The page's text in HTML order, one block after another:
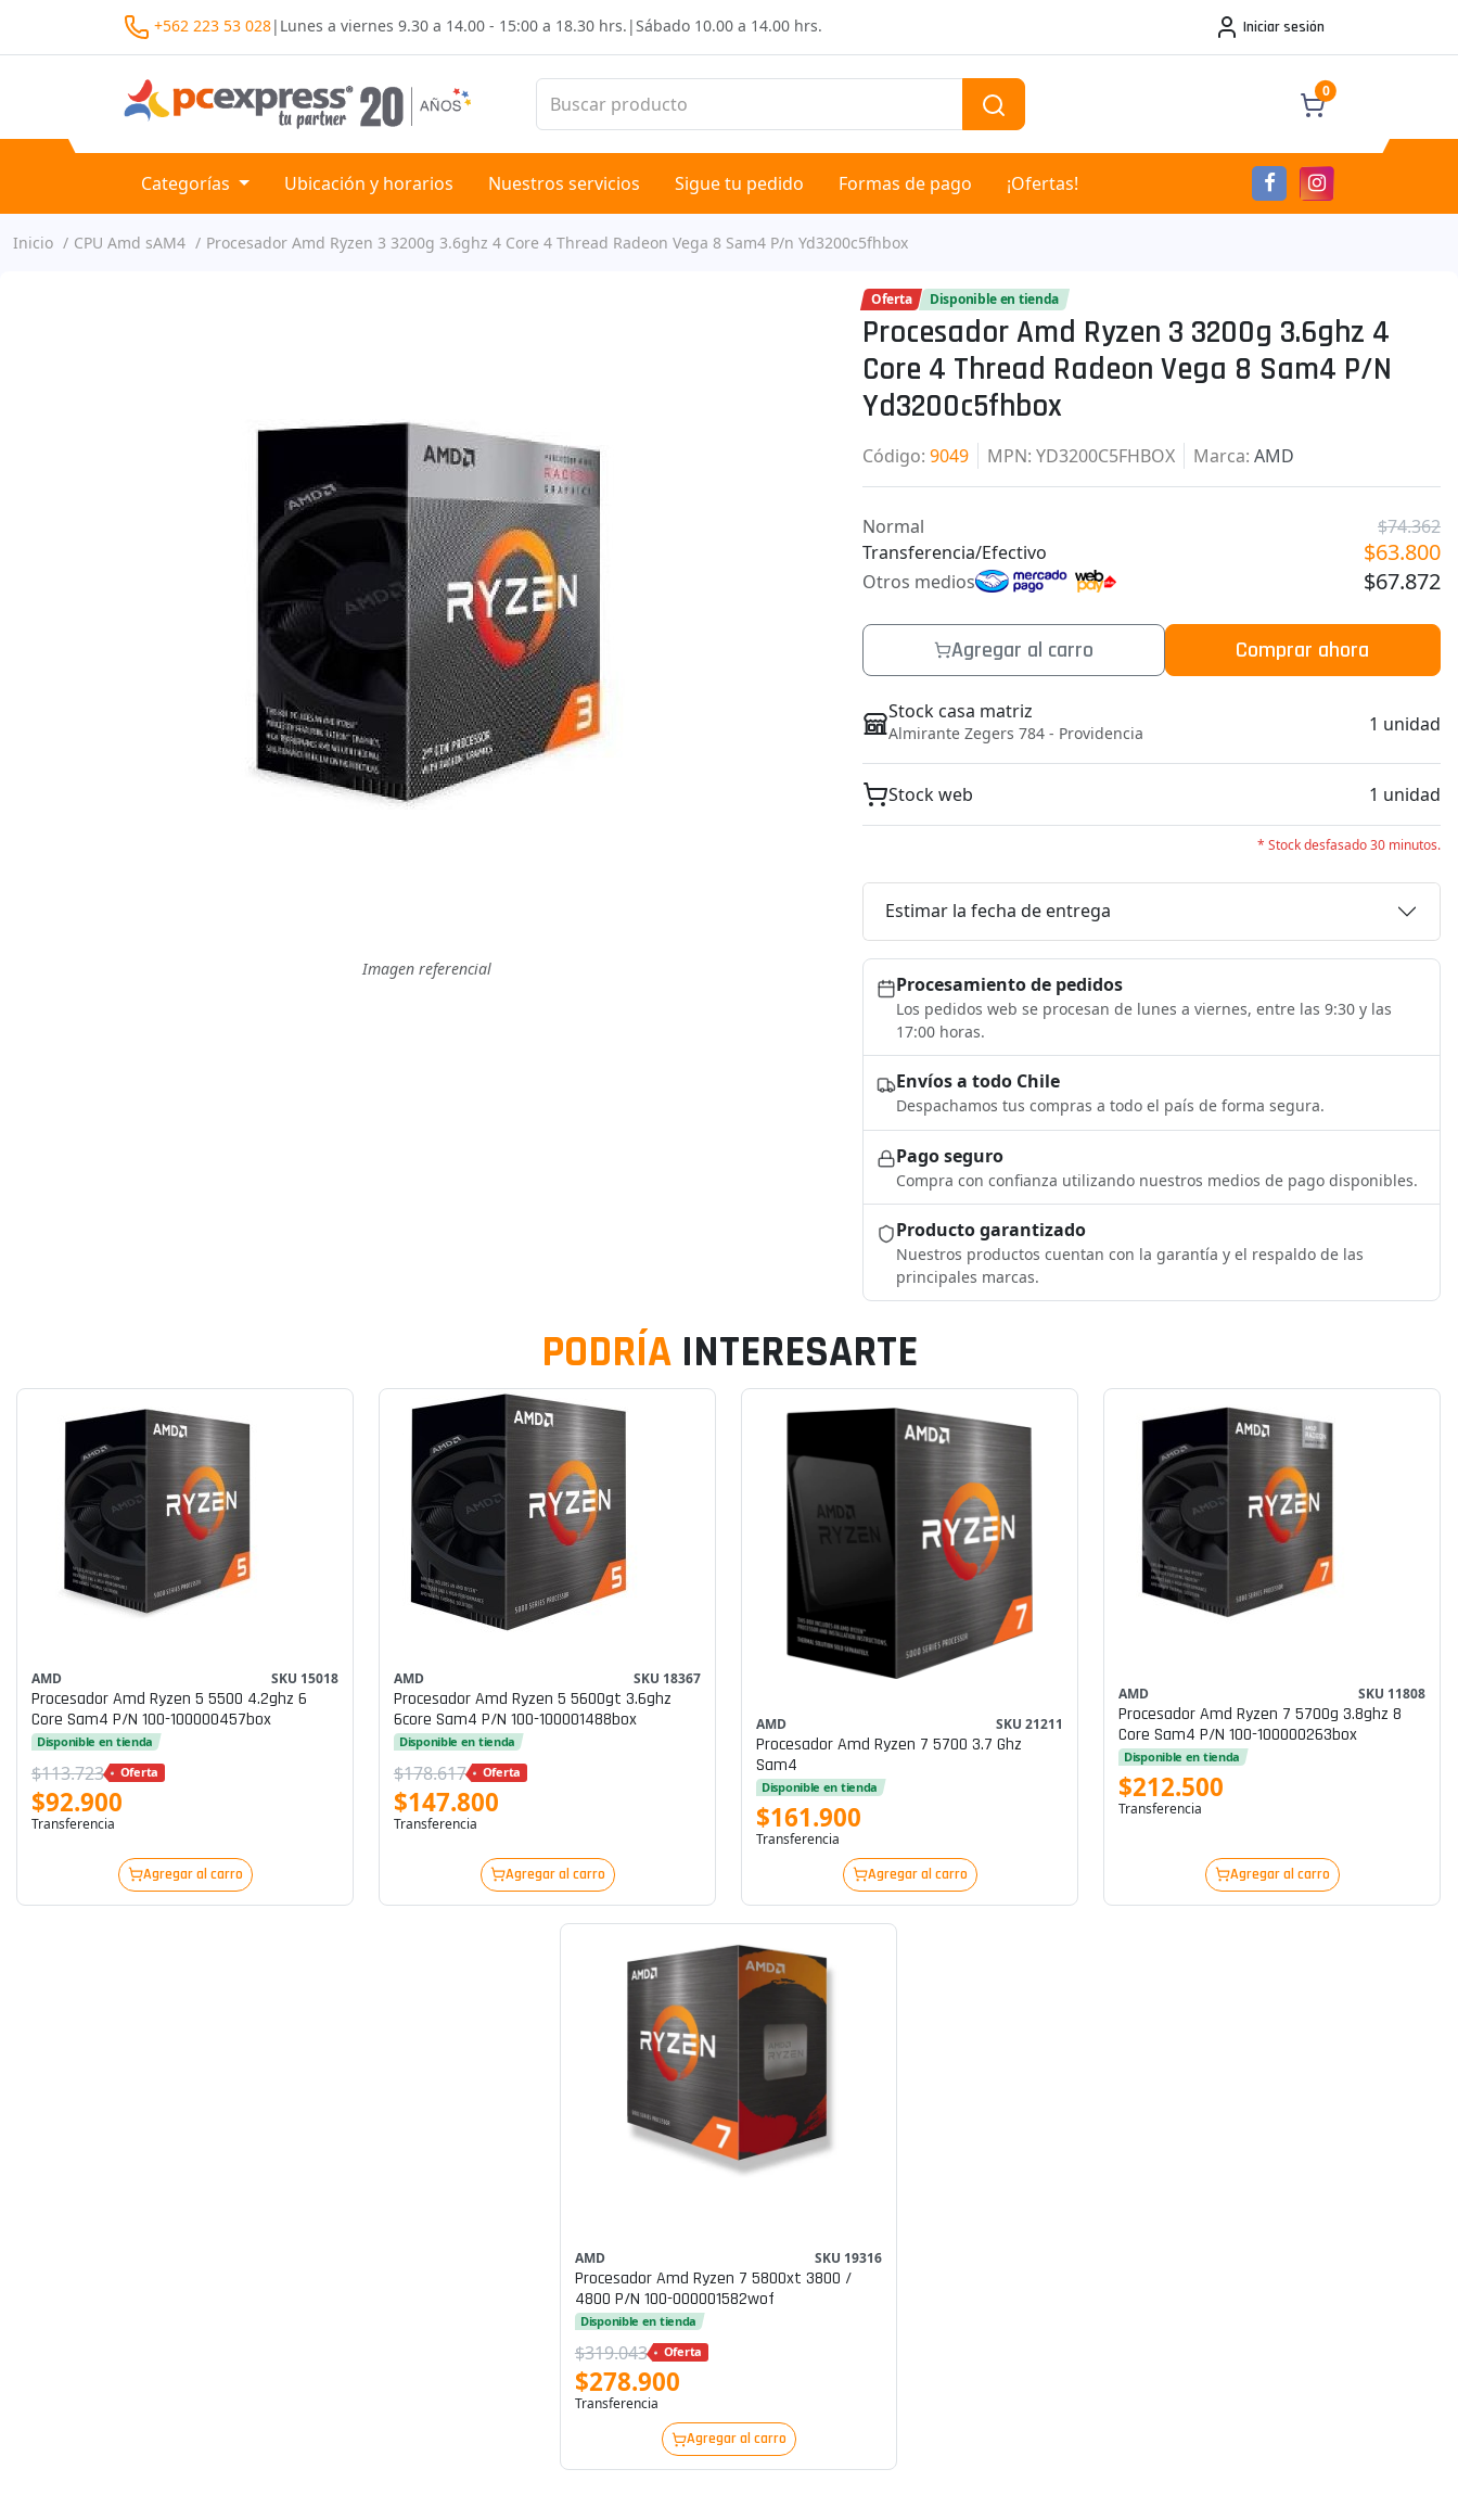
+562 223 53 028| Lunes a viernes 9.30 a 14.00 - 15:00 a 18.30 hrs. |Sábado 10.00 a 14.00 hrs. Iniciar sesión
0
Categorías Ubicación y horarios Nuestros servicios Sigue tu pedido Formas de pago ¡Ofertas!
Inicio CPU Amd sAM4 Procesador Amd Ryzen 3 3200g 3.6ghz 4 Core 4 Thread Radeon Vega 8 Sam4 P/n Yd3200c5fhbox
Imagen referencial
Oferta Disponible en tienda
Procesador Amd Ryzen 3 3200g 3.6ghz 4
Core 4 Thread Radeon Vega 8 Sam4 P/n
Yd3200c5fhbox
Código:9049 MPN: YD3200C5FHBOX Marca:AMD
Normal
$74.362
Transferencia/Efectivo
$63.800
Otros medios $67.872
Agregar al carro Comprar ahora
Stock casa matriz
Almirante Zegers 784 - Providencia 1 unidad
Stock web 1 unidad
* Stock desfasado 30 minutos.
Estimar la fecha de entrega
Procesamiento de pedidos
Los pedidos web se procesan de lunes a viernes, entre las 9:30 y las
17:00 horas.
Envíos a todo Chile
Despachamos tus compras a todo el país de forma segura.
Pago seguro
Compra con confianza utilizando nuestros medios de pago disponibles.
Producto garantizado
Nuestros productos cuentan con la garantía y el respaldo de las
principales marcas.
PODRÍAINTERESARTE
AMD SKU 15018
Procesador Amd Ryzen 5 5500 4.2ghz 6
Core Sam4 P/n 100-100000457box
Disponible en tienda
$113.723 Oferta
$92.900
Transferencia
Agregar al carro
AMD SKU 18367
Procesador Amd Ryzen 5 5600gt 3.6ghz
6core Sam4 P/n 100-100001488box
Disponible en tienda
$178.617 Oferta
$147.800
Transferencia
Agregar al carro
AMD SKU 21211
Procesador Amd Ryzen 7 5700 3.7 Ghz
Sam4
Disponible en tienda
$161.900
Transferencia
Agregar al carro
AMD SKU 11808
Procesador Amd Ryzen 7 5700g 3.8ghz 8
Core Sam4 P/n 100-100000263box
Disponible en tienda
$212.500
Transferencia
Agregar al carro
AMD SKU 19316
Procesador Amd Ryzen 7 5800xt 3800 /
4800 P/n 100-000001582wof
Disponible en tienda
$319.043 Oferta
$278.900
Transferencia
Agregar al carro